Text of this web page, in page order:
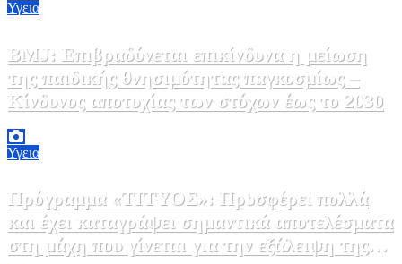
Υγεια
BMJ: Επιβραδύνεται επικίνδυνα η μείωση
της παιδικής θνησιμότητας παγκοσμίως –
Κίνδυνος αποτυχίας των στόχων έως το 2030
Υγεια
Πρόγραμμα «ΤΙΤΥΟΣ»: Προσφέρει πολλά
και έχει καταγράψει σημαντικά αποτελέσματα
στη μάχη που γίνεται για την εξάλειψη της